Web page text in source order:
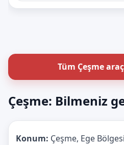
Tüm Çeşme
Çeşme: Bilmeniz
Konum: Çeşme, Ege